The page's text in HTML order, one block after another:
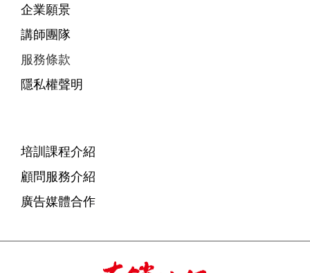
企業願景
講師團隊
服務條款
隱私權聲明
培訓課程介紹
顧問服務介紹
廣告媒體合作